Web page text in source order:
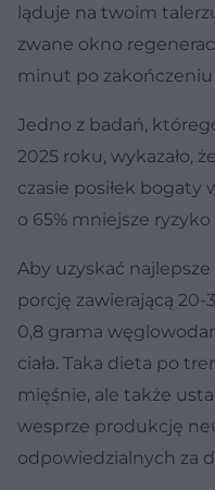
ląduje na twoim
zwane okno
minut po zakończeniu
Jedno z badań,
2025 roku, wykazało,
czasie posiłek bogaty
o 65% mniejsze
Aby uzyskać
porcję zawierającą 20-
0,8 grama
ciała. Taka dieta po
mięśnie, ale także
wesprze produkcję
odpowiedzialnych za